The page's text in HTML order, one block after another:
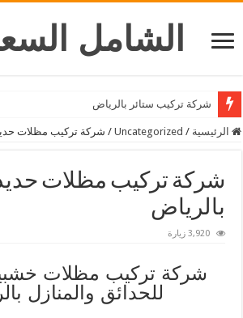
الشامل
شركة تركيب ستائر بالرياض
الرئيسية /
Uncategorized
/ شركة تركيب مظلات
شركة تركيب مظلات
بالرياض
3,920 زيارة
شركة تركيب مظلات
للحدائق والمنازل